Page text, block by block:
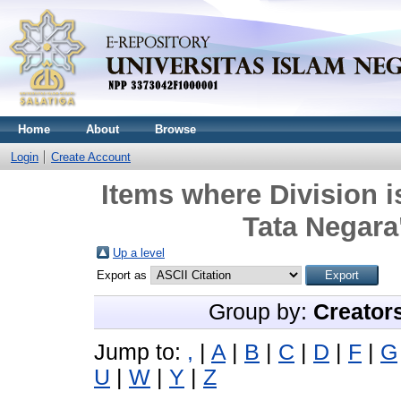
Home About Browse
Login Create Account
Items where Division
Tata
Up a level
Export as
Group by:
Jump to: , A B C D F G
U
W Y
Z